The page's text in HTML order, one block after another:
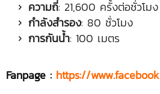
ความถี่: 21,600 ครั้งต่อชั่วโมง
กำลังสำรอง: 80 ชั่วโมง
การกันน้ำ: 100 เมตร
Fanpage : https://